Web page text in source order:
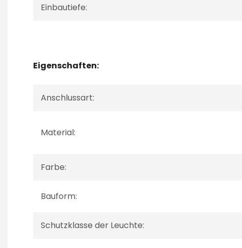
Einbautiefe:
Eigenschaften:
Anschlussart:
Material:
Farbe:
Bauform:
Schutzklasse der Leuchte: